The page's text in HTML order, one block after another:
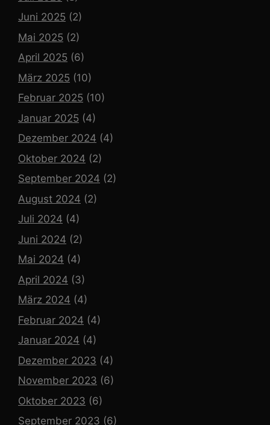
Juni 2025 (2)
Mai 2025 (2)
April 2025 (6)
März 2025 (10)
Februar 2025 (10)
Januar 2025 (4)
Dezember 2024 (4)
Oktober 2024 (2)
September 2024 (2)
August 2024 (2)
Juli 2024 (4)
Juni 2024 (2)
Mai 2024 (4)
April 2024 (3)
März 2024 (4)
Februar 2024 (4)
Januar 2024 (4)
Dezember 2023 (4)
November 2023 (6)
Oktober 2023 (6)
September 2023 (6)